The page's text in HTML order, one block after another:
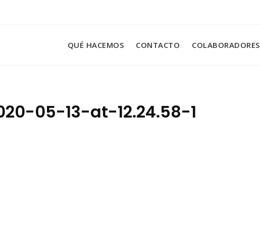
QUÉ HACEMOS
CONTACTO COLABORADORES
05-13-at-12.24.58-1